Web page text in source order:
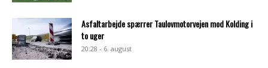
Asfaltarbejde spærrer Taulovmotorvejen mod Kolding i
to uger
20:28 - 6. august